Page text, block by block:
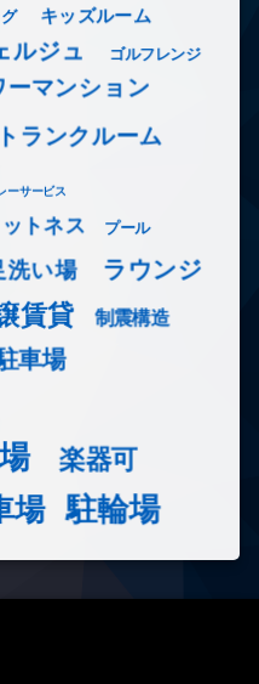
キッズルーム
ルジュ ゴルフレンジ
ーマンション
トランクルーム
ーサービス
トネス プール
洗い場 ラウンジ
賃貸 制震構造
車場
楽器可
場 駐輪場